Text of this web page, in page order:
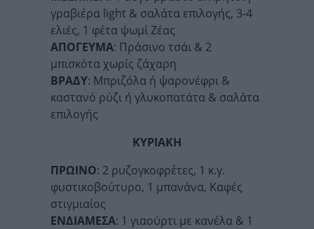
γραβιέρα light & σαλάτα επιλογής, 3-4
ελιές, 1 φέτα ψωμί Ζέας
ΑΠΟΓΕΥΜΑ: Πράσινο τσάι & 2
μπισκότα χωρίς ζάχαρη
ΒΡΑΔΥ: Μπριζόλα ή ψαρονέφρι &
καστανό ρύζι ή γλυκοπατάτα & σαλάτα
επιλογής
ΚΥΡΙΑΚΗ
ΠΡΩΙΝΟ: 2 ρυζογκοφρέτες, 1 κ.γ.
φυστικοβούτυρο, 1 μπανάνα, Καφές
στιγμιαίος
ΕΝΔΙΑΜΕΣΑ: 1 γιαούρτι με κανέλα & 1